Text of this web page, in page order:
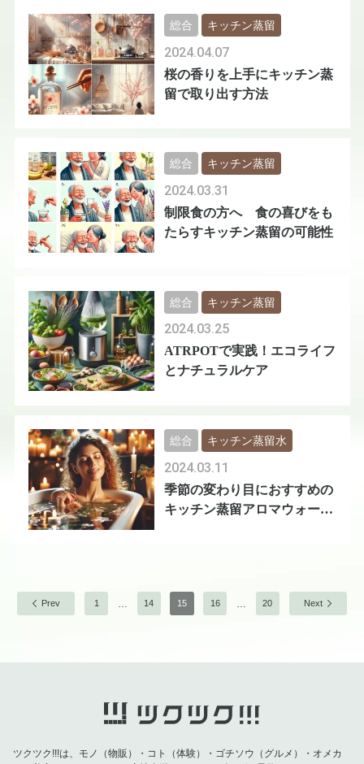
桜の香りを上手にキッチン蒸
留で取り出す方法
2024.04.07
総合 キッチン蒸留
制限食の方へ 食の喜びをも
たらすキッチン蒸留の可能性
2024.03.31
総合 キッチン蒸留
ATRPOTで実践！エコライフ
とナチュラルケア
2024.03.25
総合 キッチン蒸留
季節の変わり目におすすめの
キッチン蒸留アロマウォータ
2024.03.11
総合 キッチン蒸留水
Prev 1 14 15 16 20 Next
ツクツク!!!は、モノ（物販）・コト（体験）・ゴチソウ（グルメ）・オメカ